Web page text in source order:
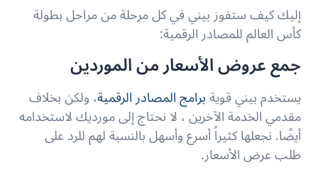
إليك كيف ستفوز بيني في كل مرحلة من مراحل بطولة
كأس العالم للمصادر الرقمية:
جمع عروض الأسعار من الموردين
يستخدم بيني قويةبرامج المصادر الرقمية، ولكن بخلاف
مقدمي الخدمة الآخرين ، لا نحتاج إلى مورديك لاستخدامه
أيضًا. نجعلهاكثيراًأسرع وأسهل بالنسبة لهم للرد على
طلب عرض الأسعار.